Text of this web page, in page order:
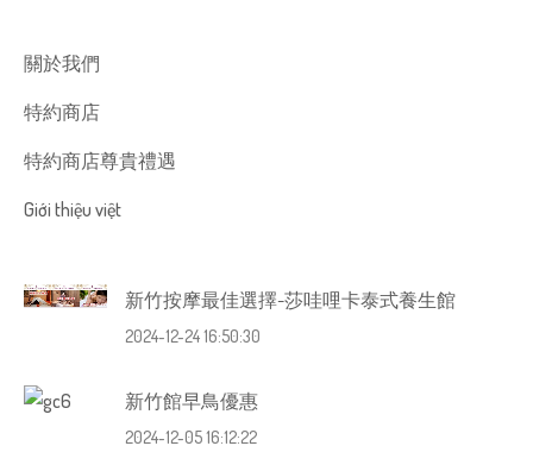
關於我們
特約商店
特約商店尊貴禮遇
Giới thiệu việt
新竹按摩最佳選擇-莎哇哩卡泰式養生館
2024-12-24 16:50:30
新竹館早鳥優惠
2024-12-05 16:12:22